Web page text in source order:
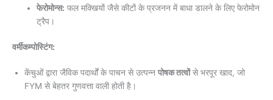
फेरोमोन्स: फल मक्खियों जैसे कीटों के प्रजनन में बाधा डालने के लिए फेरोमोन
ट्रैप।
वर्मीकम्पोस्टिंग:
केंचुओं द्वारा जैविक पदार्थों के पाचन से उत्पन्न पोषक तत्वोंसे भरपूर खाद, जो
FYM से बेहतर गुणवत्ता वाली होती है।